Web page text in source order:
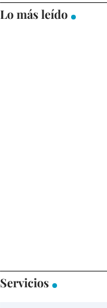
Lo más leído
Servicios